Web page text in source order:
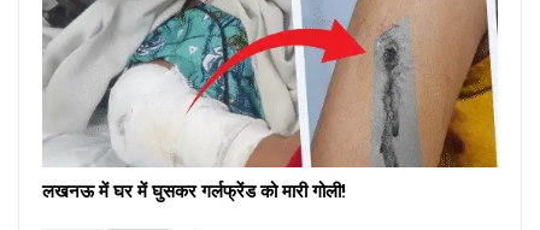
लखनऊ में घर में घुसकर गर्लफ्रेंड को मारी गोली!